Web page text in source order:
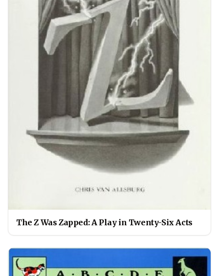
The Z Was Zapped: A Play in Twenty-Six Acts